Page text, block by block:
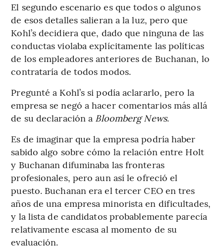
El segundo escenario es que todos o algunos
de esos detalles salieran a la luz, pero que
Kohl’s decidiera que, dado que ninguna de las
conductas violaba explícitamente las políticas
de los empleadores anteriores de Buchanan, lo
contrataría de todos modos.
Pregunté a Kohl’s si podía aclararlo, pero la
empresa se negó a hacer comentarios más allá
de su declaración a Bloomberg News.
Es de imaginar que la empresa podría haber
sabido algo sobre cómo la relación entre Holt
y Buchanan difuminaba las fronteras
profesionales, pero aun así le ofreció el
puesto. Buchanan era el tercer CEO en tres
años de una empresa minorista en dificultades,
y la lista de candidatos probablemente parecía
relativamente escasa al momento de su
evaluación.